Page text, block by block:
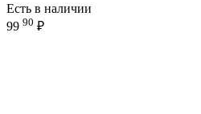
Есть в наличии
99 90 ₽